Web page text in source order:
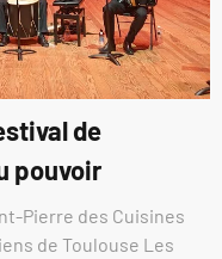
de
pouvoir
Pierre des Cuisines
de Toulouse Les